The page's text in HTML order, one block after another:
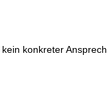
konkreter